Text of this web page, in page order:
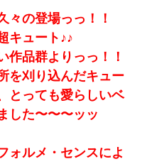
々の登場っっ！！
キュート♪♪
作品群よりっっ！！
を刈り込んだキュー
とっても愛らしいベ
した〜〜〜ッッ
ォルメ・センスによ